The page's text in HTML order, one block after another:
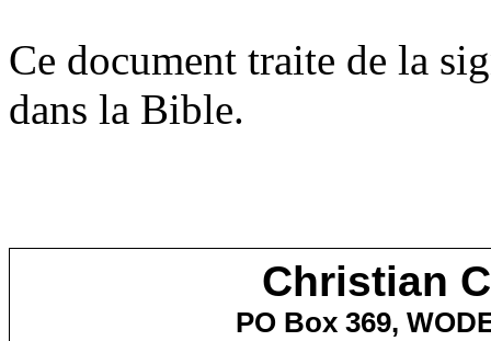
Ce document traite de la
dans la Bible.
Christian
PO Box 369,